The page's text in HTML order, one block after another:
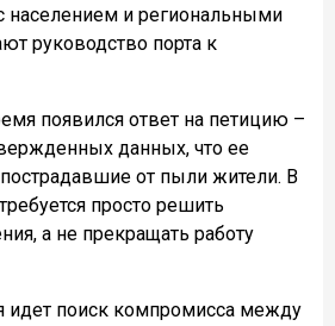
населением и региональными
руководство порта к
появился ответ на петицию –
данных, что ее
от пыли жители. В
просто решить
а не прекращать работу
идет поиск компромисса между